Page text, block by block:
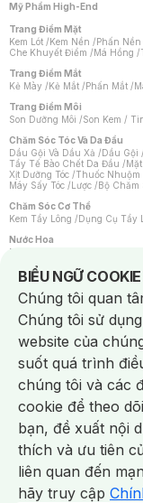
Mỹ Phẩm High-End
Trang Điểm Mặt
Kem Lót /Kem Nền /Phấn Nền
Che Khuyết Điểm /Má Hồng /
Trang Điểm Mắt
Kẻ Mày /Kẻ Mắt /Phấn Mắt /
Trang Điểm Môi
Son Dưỡng Môi /Son Kem /
Chăm Sóc Tóc Và Da Đầu
Dầu Gội Và Dầu Xả /Dầu Gội /
Tẩy Tế Bào Chết Da Đầu /
Xịt Dưỡng Tóc /Thuốc Nhuộm
Máy Sấy Tóc /Lược /Bộ Chăm
Chăm Sóc Cơ Thể
Kem Tẩy Lông /Dụng Cụ Tẩy
Nước Hoa
Nước Hoa Nữ
Chăm Sóc Cá Nhân
Chống Muỗi /Khẩu Trang /
Sản Phẩm Chăm Sóc Khác /
Hỗ Trợ Trắng Răng/Kem
Tăm / Chỉ Nha Khoa/ Xịt
Khăn Ướt Vệ Sinh Vùng Kín/
Máy Cạo Râu
Vấn Đề Về Da
Da Dầu / Lỗ Chân Lông To/
Da Nhạy Cảm / Kích Ứng
Quầng Thâm & Bọng Mắt /Sẹo
Dụng Cụ / Phụ Kiện Chăm
Bông Tẩy Trang
Khăn Lau
Dụng Cụ Chăm Sóc Khác
BIỂU NGỮ COOKIE
Notice about cookies
Chúng tôi quan
Chúng tôi sử
website của
suốt quá trình
chúng tôi và các
cookie để theo
bạn, đề xuất nội
thích và ưu tiên
liên quan đến
hãy truy cập